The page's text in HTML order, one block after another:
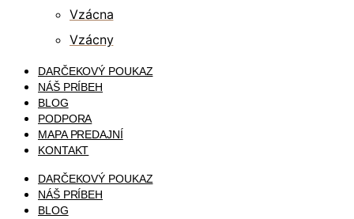
Vzácna
Vzácny
DARČEKOVÝ POUKAZ
NÁŠ PRÍBEH
BLOG
PODPORA
MAPA PREDAJNÍ
KONTAKT
DARČEKOVÝ POUKAZ
NÁŠ PRÍBEH
BLOG